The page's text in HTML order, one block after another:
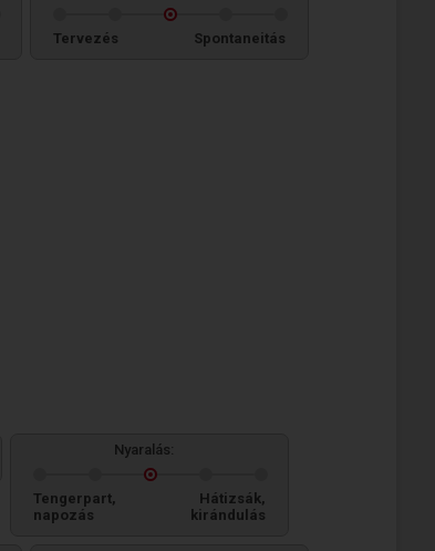
Tervezés Spontaneitás
Nyaralás:
Tengerpart,
napozás
Hátizsák,
kirándulás